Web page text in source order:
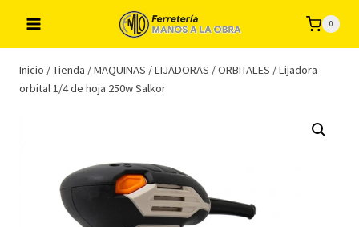
contenido
0
Inicio /Tienda /MAQUINAS /LIJADORAS /ORBITALES /Lijadora
orbital 1/4 de hoja 250w Salkor